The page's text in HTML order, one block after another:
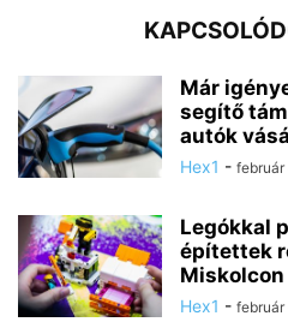
Már
segítő
autók
Hex1 - február
Legókkal
építettek
Miskolcon
Hex1 - február